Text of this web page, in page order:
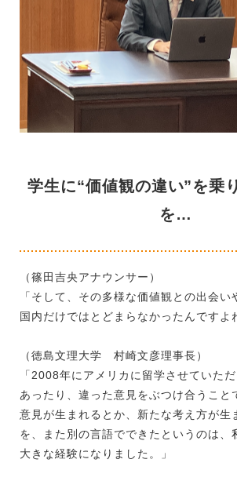
学生に“価値観の違い”を乗
を…
（篠田吉央アナウンサー）
「そして、その多様な価値観との出会い
国内だけではとどまらなかったんですよ
（徳島文理大学 村崎文彦理事長）
「2008年にアメリカに留学させていた
あったり、違った意見をぶつけ合うこと
意見が生まれるとか、新たな考え方が生
を、また別の言語でできたというのは、
大きな経験になりました。」